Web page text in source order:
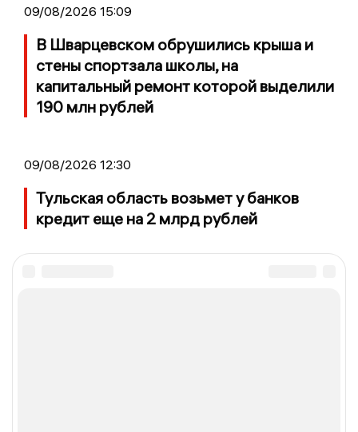
09/08/2026 15:09
В Шварцевском обрушились крыша и
стены спортзала школы, на
капитальный ремонт которой выделили
190 млн рублей
09/08/2026 12:30
Тульская область возьмет у банков
кредит еще на 2 млрд рублей